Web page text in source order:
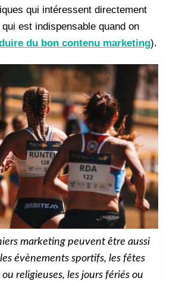
qui intéressent directement
est indispensable quand on
du bon contenu marketing).
marketing peuvent être aussi
évènements sportifs, les fêtes
religieuses, les jours fériés ou